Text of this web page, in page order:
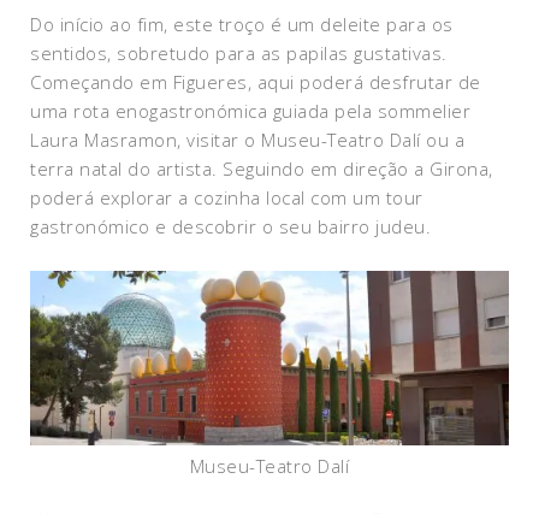
Do início ao fim, este troço é um deleite para os
sentidos, sobretudo para as papilas gustativas.
Começando em Figueres, aqui poderá desfrutar de
uma rota enogastronómica guiada pela sommelier
Laura Masramon, visitar o Museu-Teatro Dalí ou a
terra natal do artista. Seguindo em direção a Girona,
poderá explorar a cozinha local com um tour
gastronómico e descobrir o seu bairro judeu.
Museu-Teatro Dalí